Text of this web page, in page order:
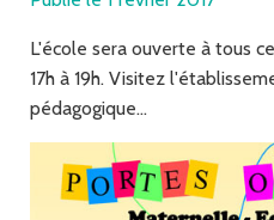
L'école sera ouverte à tous
17h à 19h. Visitez
pédagogique...